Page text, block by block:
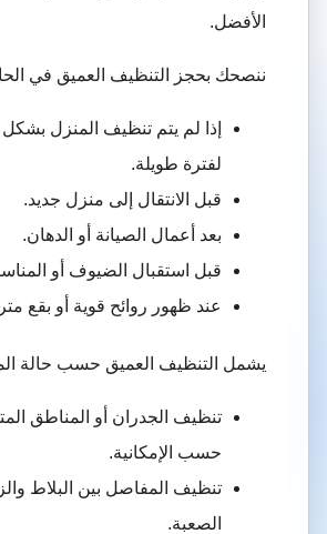
الأفضل.
ننصحك بحجز التنظيف العميق في
إذا لم يتم تنظيف المنزل
لفترة طويلة.
قبل الانتقال إلى منزل جديد.
بعد أعمال الصيانة أو الدهان.
قبل استقبال الضيوف أو
عند ظهور روائح قوية أو بقع
يشمل التنظيف العميق حسب حالة
تنظيف الجدران أو المناطق
حسب الإمكانية.
تنظيف المفاصل بين البلاط
الصعبة.